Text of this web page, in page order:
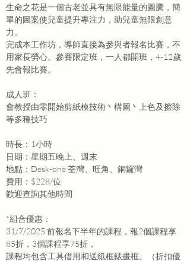
生命之花是一個古老並具有無限能量的圖騰，簡
單的圖案使兒童提升專注力，助兒童無限創意
力。
完成本工作坊，導師直接為參與者報名比賽，不
用家長勞心。參賽限定班，一人都開班，4-12歲
先會報比賽。
成人班：
會教授由零開始剪紙模技術丶構圖丶上色及擦除
等多種技巧
時長：1小時
日期：星期五晚上、週末
地點：Desk-one 荃灣、旺角、銅鑼灣
費用： $228/位
歡迎查詢其他時間
*組合優惠：
31/7/2025 前報名下半年的課程，報2個課程享
85折，3個課程享75折，
課程均包含工具借用和送紙框錶畫框。（折扣優